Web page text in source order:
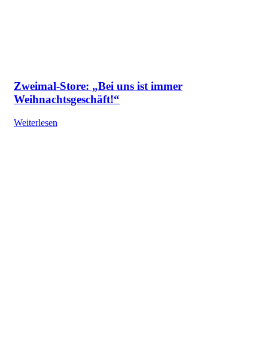
Zweimal-Store: „Bei uns ist immer
Weihnachtsgeschäft!“
Weiterlesen